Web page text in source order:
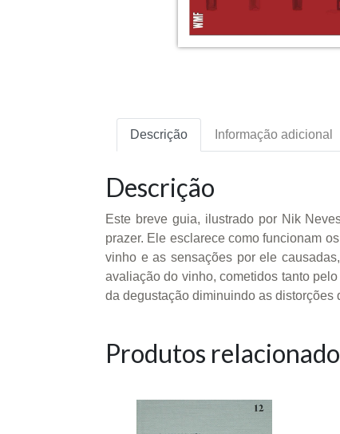
Descrição Informação adicional
Descrição
Este breve guia, ilustrado por Nik
prazer. Ele esclarece como funcionam
vinho e as sensações por ele
avaliação do vinho, cometidos tanto
da degustação diminuindo as distorções
Produtos